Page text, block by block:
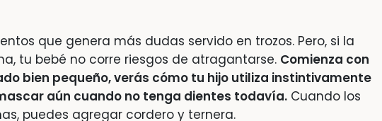
que genera más dudas servido en trozos. Pero, si la
tu bebé no corre riesgos de atragantarse. Comienza con
bien pequeño, verás cómo tu hijo utiliza instintivamente
aún cuando no tenga dientes todavía. Cuando los
puedes agregar cordero y ternera.